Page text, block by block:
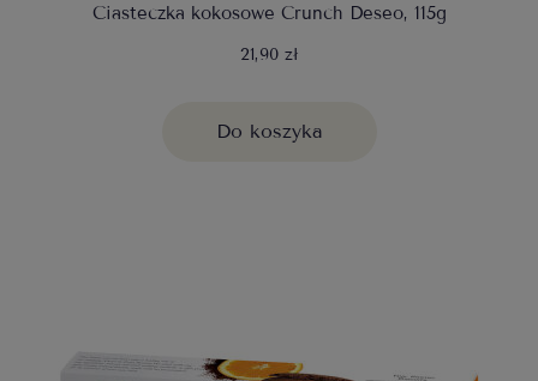
Ciasteczka kokosowe Crunch Deseo, 115g
21,90 zł
Do koszyka